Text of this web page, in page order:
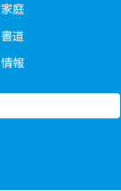
家庭
書道
情報